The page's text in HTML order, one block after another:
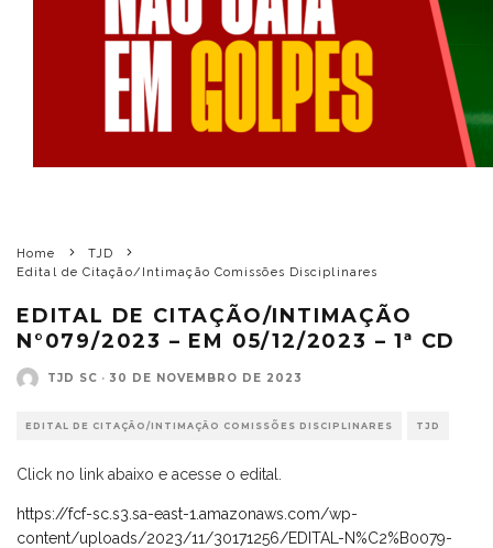
Home
TJD
Edital de Citação/Intimação Comissões Disciplinares
EDITAL DE CITAÇÃO/INTIMAÇÃO
N°079/2023 – EM 05/12/2023 – 1ª CD
TJD SC · 30 DE NOVEMBRO DE 2023
EDITAL DE CITAÇÃO/INTIMAÇÃO COMISSÕES DISCIPLINARES TJD
Click no link abaixo e acesse o edital.
https://fcf-sc.s3.sa-east-1.amazonaws.com/wp-
content/uploads/2023/11/30171256/EDITAL-N%C2%B0079-